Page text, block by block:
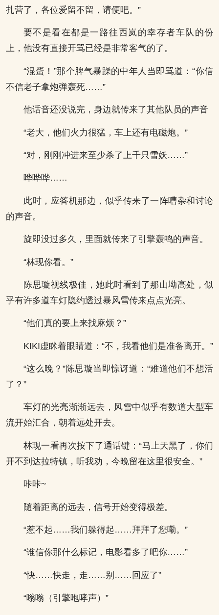
扎营了，各位爱留不留，请便吧。”
要不是看在都是一路往西岚的幸存者车队的份
上，他没有直接开骂已经是非常客气的了。
“混蛋！”那个脾气暴躁的中年人当即骂道：“你信
不信老子拿炮弹轰死……”
他话音还没说完，身边就传来了其他队员的声音
“老大，他们火力很猛，车上还有电磁炮。”
“对，刚刚冲进来至少杀了上千只雪妖……”
哗哗哗……
此时，应答机那边，似乎传来了一阵嘈杂和讨论
的声音。
旋即没过多久，里面就传来了引擎轰鸣的声音。
“林现你看。”
陈思璇视线极佳，她此时看到了那山坳高处，似
乎有许多道车灯隐约透过暴风雪传来点点光亮。
“他们真的要上来找麻烦？”
KIKI虚眯着眼睛道：“不，我看他们是准备离开。”
“这么晚？”陈思璇当即惊讶道：“难道他们不想活
了？”
车灯的光亮渐渐远去，风雪中似乎有数道大型车
流开始汇合，朝着远处开去。
林现一看再次按下了通话键：“马上天黑了，你们
开不到达拉特镇，听我劝，今晚留在这里很安全。”
咔咔~
随着距离的远去，信号开始变得极差。
“惹不起……我们躲得起……拜拜了您嘞。”
“谁信你那什么标记，电影看多了吧你……”
“快……快走，走……别……回应了”
“嗡嗡（引擎咆哮声）”